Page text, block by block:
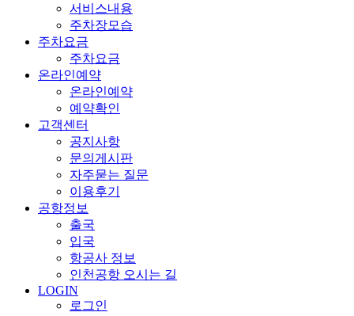
서비스내용
주차장모습
주차요금
주차요금
온라인예약
온라인예약
예약확인
고객센터
공지사항
문의게시판
자주묻는 질문
이용후기
공항정보
출국
입국
항공사 정보
인천공항 오시는 길
LOGIN
로그인